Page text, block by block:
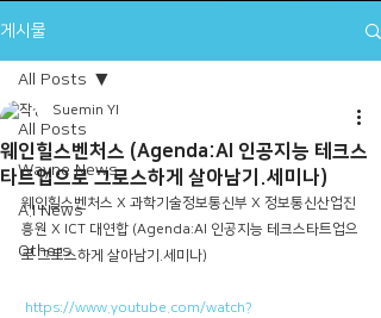
게시물
All Posts
Wayne News
A.I News
Others
All Posts
웨인힐스벤처스 (Agenda:AI 인공지능 테크스
타트업으로 그로스하게 살아남기.세미나)
Suemin YI
웨인힐스벤처스 X 과학기술정보통신부 X 정보통신산업진
흥원 X ICT 대연합 (Agenda:AI 인공지능 테크스타트업으
로 그로스하게 살아남기.세미나)
https://www.youtube.com/watch?